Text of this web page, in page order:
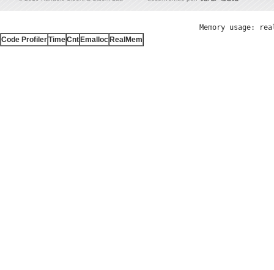
Memory usage:
Code ProfilerTimeCnt Emalloc RealMem